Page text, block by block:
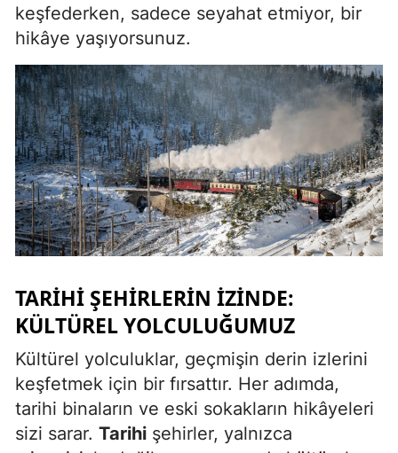
Uşak
Yozgat
Zonguldak
Aksaray
Bayburt
Karaman
Batman
Bartın
Ardahan
keşfederken, sadece seyahat etmiyor, bir
hikâye yaşıyorsunuz.
TARIHI ŞEHIRLERIN İZINDE:
KÜLTÜREL YOLCULUĞUMUZ
Kültürel yolculuklar, geçmişin derin izlerini
keşfetmek için bir fırsattır. Her adımda,
tarihi binaların ve eski sokakların hikâyeleri
sizi sarar. Tarihi şehirler, yalnızca